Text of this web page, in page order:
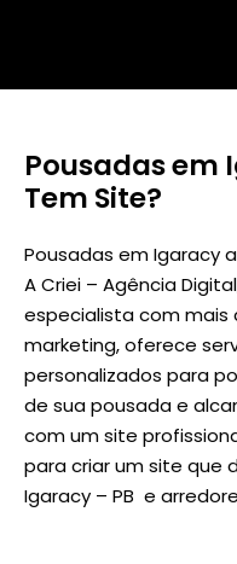
Pousadas em
Tem Site?
Pousadas em Igaracy
A Criei – Agência
especialista com mais
marketing, oferece
personalizados para
de sua pousada e
com um site
para criar um site que
Igaracy – PB e